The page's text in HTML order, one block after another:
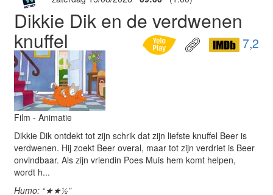
Dikkie Dik en de verdwenen
knuffel 7,2
Film - Animatie
Dikkie Dik ontdekt tot zijn schrik dat zijn liefste knuffel Beer is
verdwenen. Hij zoekt Beer overal, maar tot zijn verdriet is Beer
onvindbaar. Als zijn vriendin Poes Muis hem komt helpen,
wordt h...
Humo: “★★½”